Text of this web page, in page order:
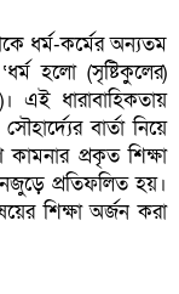
ধর্ম-কর্মের অন্যতম
হলো (সৃষ্টিকু্লের)
এই ধারাবাহিকতায়
বার্তা নিয়ে
প্রকৃত শিক্ষা
প্রতিফলিত হয়।
শিক্ষা অর্জন করা